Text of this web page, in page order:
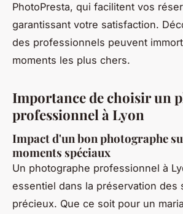
PhotoPresta, qui facilitent vos
garantissant votre satisfaction.
des professionnels peuvent
moments les plus chers.
Importance de choisir un
professionnel à Lyon
Impact d'un bon photographe
moments spéciaux
Un photographe professionnel à
essentiel dans la préservation des
précieux. Que ce soit pour un